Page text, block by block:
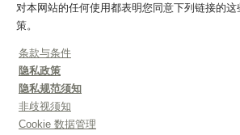
对本网站的任何使用都表明您同意下列链接的
策。
条款与条件
隐私政策
隐私规范须知
非歧视须知
Cookie 数据管理